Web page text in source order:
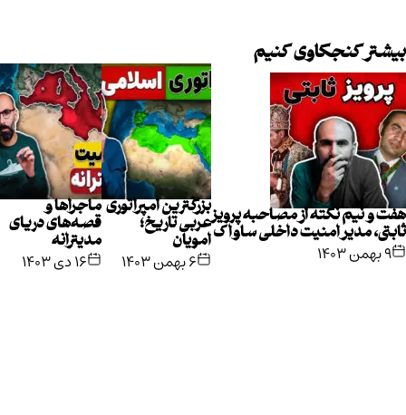
بیشتر کنجکاوی کنیم
هفت و نیم نکته از مصاحبه پرویز
ثابتی، مدیر امنیت داخلی ساواک
۹ بهمن ۱۴۰۳
بزرگترین امپراتوری
عربی تاریخ؛
امویان
۶ بهمن ۱۴۰۳
ماجراها و
قصه‌های دریای
مدیترانه
۱۶ دی ۱۴۰۳